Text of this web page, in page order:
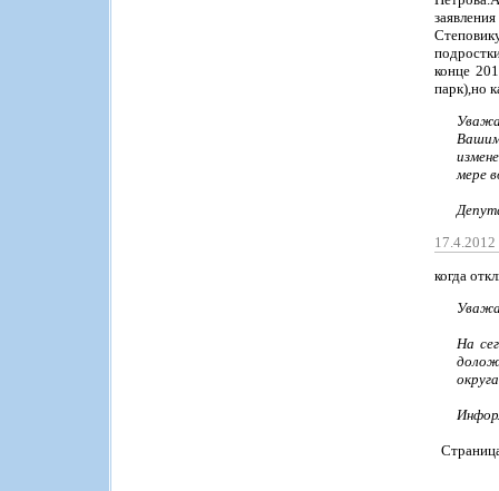
конце
парк),но
мере
когда
На